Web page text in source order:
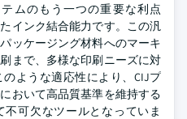
ムのもう一つの重要な利点
インク結合能力です。この汎
ッケージング材料へのマーキ
まで、多様な印刷ニーズに対
ような適応性により、CIJプ
おいて高品質基準を維持する
可欠なツールとなっていま